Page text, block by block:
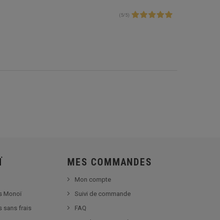
( 5/ 5)
Monoï
sans frais
MES COMMANDES
Mon compte
Suivi de commande
FAQ